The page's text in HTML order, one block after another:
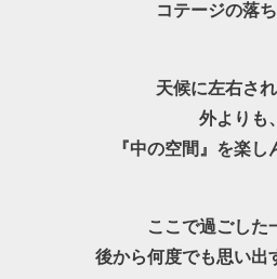
コテージの落ち
天候に左右され
外よりも、
『中の空間』を楽し
ここで過ごした
後から何度でも思い出